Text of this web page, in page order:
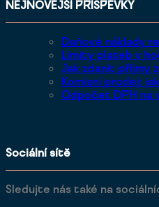
NEJNOVĚJŠÍ PŘÍSPĚVKY
Daňové náklady
Limity plateb v
Jak zdanit příjmy
Komisní prodej:
Odpočet DPH na
Sociální sítě
Sledujte nás také na